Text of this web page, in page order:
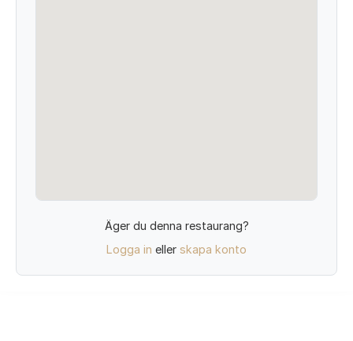
Äger du denna restaurang?
Logga in eller skapa konto